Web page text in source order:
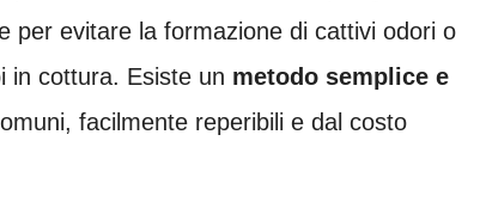
per evitare la formazione di cattivi odori o
in cottura. Esiste un metodo semplice e
facilmente reperibili e dal costo